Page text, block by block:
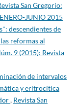
San Gregorio:
JUNIO 2015
descendientes de
reformas al
9 (2015): Revista
de intervalos
y eritrocítica
, Revista San